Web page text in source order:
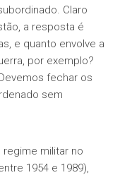
Claro
a resposta é
e quanto envolve a
por exemplo?
fechar os
sem
regime militar no
1954 e 1989),